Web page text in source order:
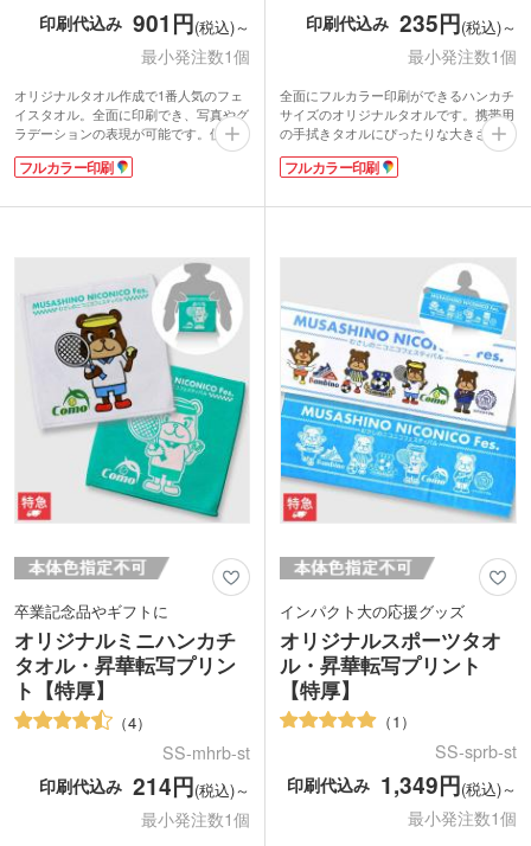
印刷代込み 901円(税込)～
最小発注数1個
オリジナルタオル作成で1番人気のフェ
イスタオル。全面に印刷でき、写真やグ
ラデーションの表現が可能です。使い勝
手の良い定番サイズは、部活のチームタ
オルや応援グッズ、卒業記念品、アーテ
表面はなめらかさが特徴のラビットタッ
す。表示価格は印刷代込みの格安価格！
フルカラーのデザインも1色のデザイン
も同価格でご対応。1枚からの小ロット
でご注文いただけます。
フルカラー印刷
印刷代込み 235円(税込)～
最小発注数1個
全面にフルカラー印刷ができるハンカチ
サイズのオリジナルタオルです。携帯用
の手拭きタオルにぴったりな大きさ。写
真やイラストの細かなデザインが表現で
きるので、集合写真を印刷した卒業記念
かさばりにくい中厚タイプの表面は印刷
水性のあるコットン素材を使用していま
す。表示価格は印刷代込みの格安価格！
フルカラーのデザインも1色のデザイン
も同価格でご案内。1枚からご注文いた
だけます。
フルカラー印刷
卒業記念品やギフトに
オリジナルミニハンカチ
タオル・昇華転写プリン
ト【特厚】
4
SS-mhrb-st
印刷代込み 214円(税込)～
最小発注数1個
インパクト大の応援グッズ
オリジナルスポーツタオ
ル・昇華転写プリント
【特厚】
1
SS-sprb-st
印刷代込み 1,349円(税込)～
最小発注数1個